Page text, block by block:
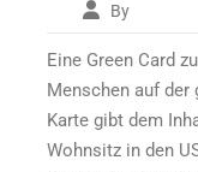
kann
ich
eine
kostenlose
By
Eine Green Card
Menschen auf der
Karte gibt dem
Wohnsitz in den